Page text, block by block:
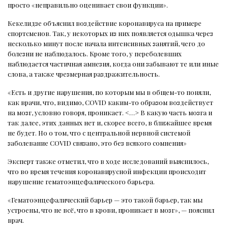
просто «неправильно оценивает свои функции».
Кекелидзе объяснил воздействие коронавируса на примере
спортсменов. Так, у некоторых из них появляется одышка через
несколько минут после начала интенсивных занятий, чего до
болезни не наблюдалось. Кроме того, у переболевших
наблюдается частичная амнезия, когда они забывают те или иные
слова, а также чрезмерная раздражительность.
«Есть и другие нарушения, по которым мы в общем-то поняли,
как врачи, что, видимо, COVID каким-то образом воздействует
на мозг, условно говоря, проникает. <…> В какую часть мозга и
так далее, этих данных нет и, скорее всего, в ближайшее время
не будет. Но о том, что с центральной нервной системой
заболевание COVID связано, это без всякого сомнения»
Эксперт также отметил, что в ходе исследований выяснилось,
что во время течения коронавирусной инфекции происходит
нарушение гематоэнцефалического барьера.
«Гематоэнцефалический барьер — это такой барьер, так мы
устроены, что не всё, что в крови, проникает в мозг», — пояснил
врач.